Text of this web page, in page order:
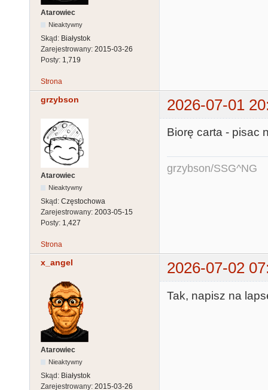
Atarowiec
Nieaktywny
Skąd: Białystok
Zarejestrowany: 2015-03-26
Posty: 1,719
Strona
grzybson 2026-07-01
Atarowiec
Nieaktywny
Skąd: Częstochowa
Zarejestrowany: 2003-05-15
Posty: 1,427
Biorę carta - pisac
grzybson/SSG^NG
Strona
x_angel 2026-07-02
Atarowiec
Nieaktywny
Skąd: Białystok
Zarejestrowany: 2015-03-26
Tak, napisz na